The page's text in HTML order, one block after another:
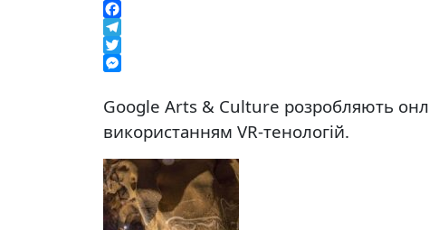
Facebook
Telegram
Twitter
Google Arts & Culture розробляють
використанням VR-тенологій.